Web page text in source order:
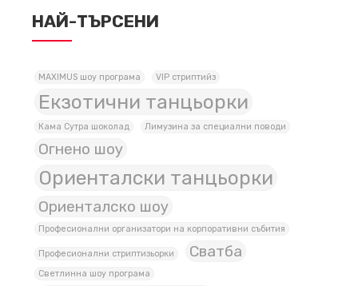
НАЙ-ТЪРСЕНИ
MAXIMUS шоу програма VIP стриптийз
Екзотични танцьорки
Кама Сутра шоколад Лимузина за специални поводи
Огнено шоу
Ориенталски танцьорки
Ориенталско шоу
Професионални организатори на корпоративни събития
Професионални стриптизьорки Сватба
Светлинна шоу програма